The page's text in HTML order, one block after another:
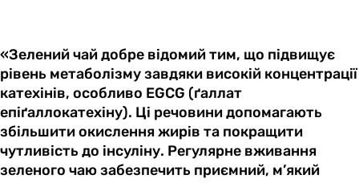
«Зелений чай добре відомий тим, що підвищує
рівень метаболізму завдяки високій концентрації
катехінів, особливо EGCG (ґаллат
епіґаллокатехіну). Ці речовини допомагають
збільшити окислення жирів та покращити
чутливість до інсуліну. Регулярне вживання
зеленого чаю забезпечить приємний, м’який